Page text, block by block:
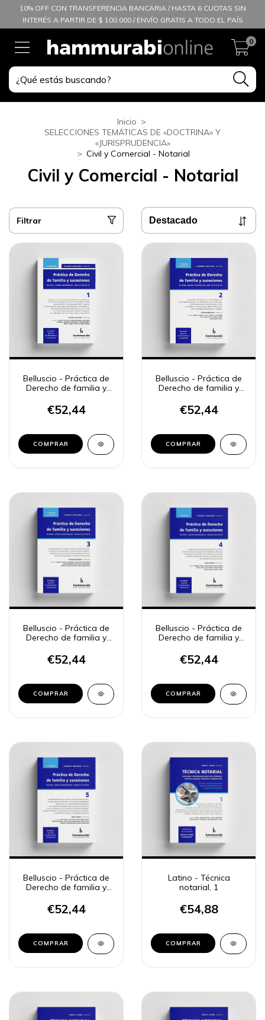
10% OFF CON TRANSFERENCIA BANCARIA / HASTA 6 CUOTAS SIN
INTERÉS A PARTIR DE $ 100.000 / ENVÍO GRATIS A TODO EL PAÍS
0
Inicio >
SELECCIONES TEMÁTICAS DE «DOCTRINA» Y
«JURISPRUDENCIA»
> Civil y Comercial - Notarial
Civil y Comercial - Notarial
Filtrar
Belluscio - Práctica de
Derecho de familia y
€52,44
COMPRAR
Belluscio - Práctica de
Derecho de familia y
€52,44
COMPRAR
Belluscio - Práctica de
Derecho de familia y
€52,44
COMPRAR
Belluscio - Práctica de
Derecho de familia y
€52,44
COMPRAR
Belluscio - Práctica de
Derecho de familia y
€52,44
COMPRAR
Latino - Técnica
notarial, 1
€54,88
COMPRAR